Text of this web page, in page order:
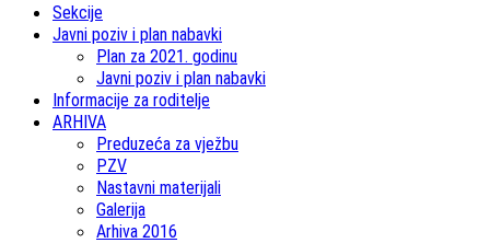
Sekcije
Javni poziv i plan nabavki
Plan za 2021. godinu
Javni poziv i plan nabavki
Informacije za roditelje
ARHIVA
Preduzeća za vježbu
PZV
Nastavni materijali
Galerija
Arhiva 2016